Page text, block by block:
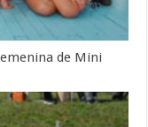
de Mini